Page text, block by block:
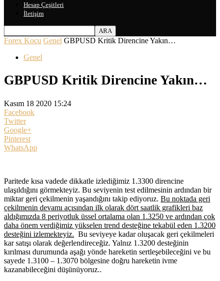
Hesap Çeşitleri
İletişim
Forex Koçu Genel GBPUSD Kritik Direncine Yakın…
Genel
GBPUSD Kritik Direncine Yakın…
Kasım 18 2020 15:24
Facebook
Twitter
Google+
Pinterest
WhatsApp
Paritede kısa vadede dikkatle izlediğimiz 1.3300 direncine
ulaşıldığını görmekteyiz. Bu seviyenin test edilmesinin ardından bir
miktar geri çekilmenin yaşandığını takip ediyoruz. Bu noktada geri
çekilmenin devamı açısından ilk olarak dört saatlik grafikleri baz
aldığımızda 8 periyotluk üssel ortalama olan 1.3250 ve ardından çok
daha önem verdiğimiz yükselen trend desteğine tekabül eden 1.3200
desteğini izlemekteyiz. Bu seviyeye kadar oluşacak geri çekilmeleri
kar satışı olarak değerlendireceğiz. Yalnız 1.3200 desteğinin
kırılması durumunda aşağı yönde hareketin sertleşebileceğini ve bu
sayede 1.3100 – 1.3070 bölgesine doğru hareketin ivme
kazanabileceğini düşünüyoruz..